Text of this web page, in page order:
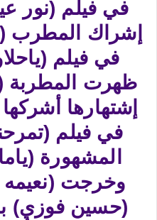
في فيلم (نور
إشراك المطرب
في فيلم
ظهرت المطربة
إشتهارها
في فيلم
المشهورة
وخرجت
(حسين فوزي)